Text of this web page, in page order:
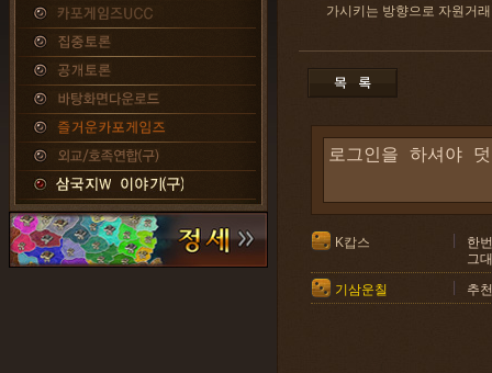
가시키는 방향으로 자원거
K캅스
한
그
기삼운칠
추